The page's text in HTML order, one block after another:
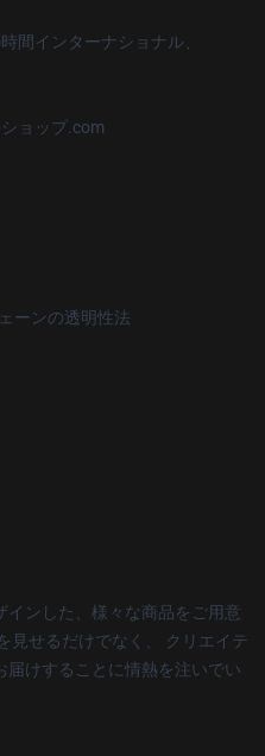
間インターナショナル、
ョップ.com
ーンの透明性法
インした、様々な商品をご用意
見せるだけでなく、 クリエイテ
届けすることに情熱を注いでい